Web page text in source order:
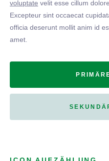
voluptate velit esse cillum
Excepteur sint occaecat
officia deserunt mollit anim id
amet.